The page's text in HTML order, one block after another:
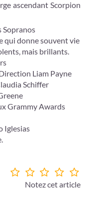
ascendant Scorpion
Sopranos
qui donne souvent vie
mais brillants.
Liam Payne
Schiffer
Grammy Awards
Iglesias
Notez cet article